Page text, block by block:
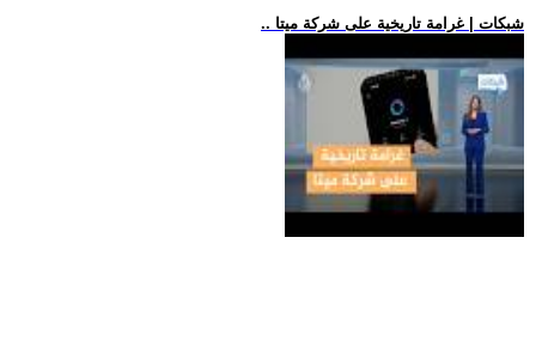
.. شبكات | غرامة تاريخية على شركة ميتا